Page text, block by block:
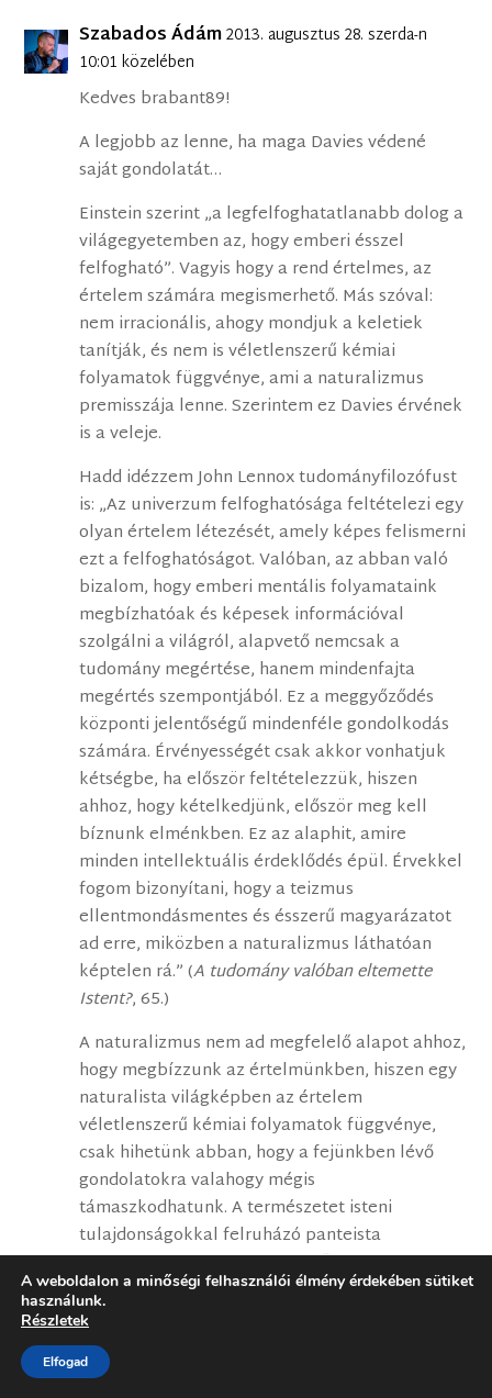
Szabados Ádám2013. augusztus 28. szerda-n
10:01 közelében
Kedves brabant89!
A legjobb az lenne, ha maga Davies védené
saját gondolatát…
Einstein szerint „a legfelfoghatatlanabb dolog a
világegyetemben az, hogy emberi ésszel
felfogható”. Vagyis hogy a rend értelmes, az
értelem számára megismerhető. Más szóval:
nem irracionális, ahogy mondjuk a keletiek
tanítják, és nem is véletlenszerű kémiai
folyamatok függvénye, ami a naturalizmus
premisszája lenne. Szerintem ez Davies érvének
is a veleje.
Hadd idézzem John Lennox tudományfilozófust
is: „Az univerzum felfoghatósága feltételezi egy
olyan értelem létezését, amely képes felismerni
ezt a felfoghatóságot. Valóban, az abban való
bizalom, hogy emberi mentális folyamataink
megbízhatóak és képesek információval
szolgálni a világról, alapvető nemcsak a
tudomány megértése, hanem mindenfajta
megértés szempontjából. Ez a meggyőződés
központi jelentőségű mindenféle gondolkodás
számára. Érvényességét csak akkor vonhatjuk
kétségbe, ha először feltételezzük, hiszen
ahhoz, hogy kételkedjünk, először meg kell
bíznunk elménkben. Ez az alaphit, amire
minden intellektuális érdeklődés épül. Érvekkel
fogom bizonyítani, hogy a teizmus
ellentmondásmentes és ésszerű magyarázatot
ad erre, miközben a naturalizmus láthatóan
képtelen rá.” (A tudomány valóban eltemette
Istent?, 65.)
A naturalizmus nem ad megfelelő alapot ahhoz,
hogy megbízzunk az értelmünkben, hiszen egy
naturalista világképben az értelem
véletlenszerű kémiai folyamatok függvénye,
csak hihetünk abban, hogy a fejünkben lévő
gondolatokra valahogy mégis
támaszkodhatunk. A természetet isteni
tulajdonságokkal felruházó panteista
gondolkodás sem ad megfelelő alapot a
tudományos gondolkodás számára, ahogy nem
segít a valóság látszat-jellegét hangsúlyozó
maya illetve a monizmus keleti koncepciója
sem. A politeizmus szintén nem szolgál
A weboldalon a minőségi felhasználói élmény érdekében sütiket
használunk.
Részletek
Elfogad